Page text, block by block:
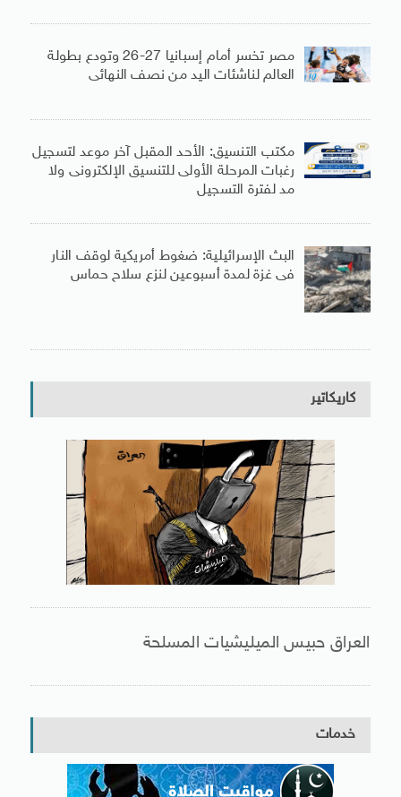
مصر تخسر أمام إسبانيا 27-26 وتودع بطولة
العالم لناشئات اليد من نصف النهائى
مكتب التنسيق: الأحد المقبل آخر موعد لتسجيل
رغبات المرحلة الأولى للتنسيق الإلكترونى ولا
مد لفترة التسجيل
البث الإسرائيلية: ضغوط أمريكية لوقف النار
فى غزة لمدة أسبوعين لنزع سلاح حماس
كاريكاتير
العراق حبيس الميليشيات المسلحة
خدمات